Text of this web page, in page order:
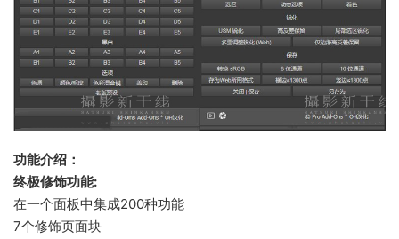
功能介绍：
终极修饰功能:
在一个面板中集成200种功能
7个修饰页面块